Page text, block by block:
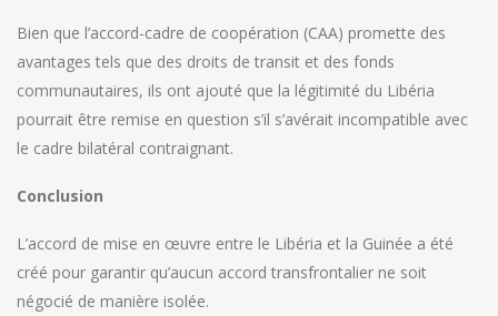
Bien que l’accord-cadre de coopération (CAA) promette des
avantages tels que des droits de transit et des fonds
communautaires, ils ont ajouté que la légitimité du Libéria
pourrait être remise en question s’il s’avérait incompatible avec
le cadre bilatéral contraignant.
Conclusion
L’accord de mise en œuvre entre le Libéria et la Guinée a été
créé pour garantir qu’aucun accord transfrontalier ne soit
négocié de manière isolée.